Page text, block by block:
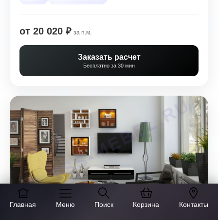
Главная Меню Поиск Корзина Контакты
от 20 020 ₽ за п.м.
Заказать расчет
Бесплатно за 30 мин